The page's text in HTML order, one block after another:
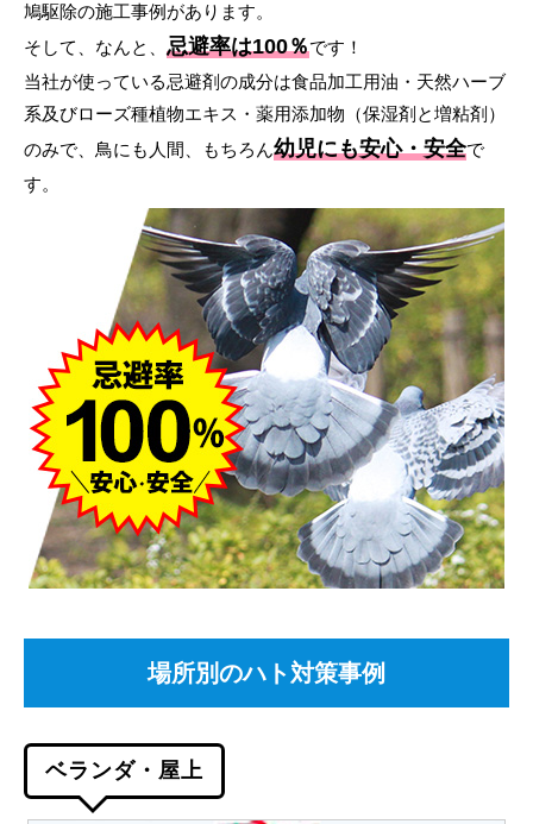
鳩駆除の施工事例があります。
そして、なんと、 忌避率は100％です！
当社が使っている忌避剤の成分は食品加工用油・天然ハーブ
系及びローズ種植物エキス・薬用添加物（保湿剤と増粘剤）
のみで、鳥にも人間、もちろん幼児にも安心・安全で
す。
場所別のハト対策事例
ベランダ・屋上